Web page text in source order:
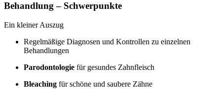
Behandlung – Schwerpunkte
Ein kleiner Auszug
Regelmäßige Diagnosen und Kontrollen zu einzelnen
Behandlungen
Parodontologie für gesundes Zahnfleisch
Bleaching für schöne und saubere Zähne